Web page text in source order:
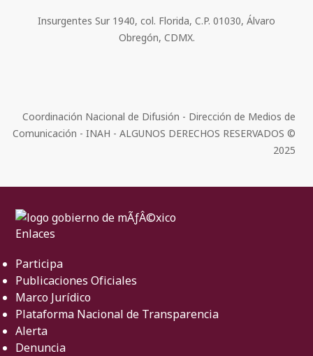
Insurgentes Sur 1940, col. Florida, C.P. 01030, Álvaro
Obregón, CDMX.
Coordinación Nacional de Difusión - Dirección de Medios de
Comunicación - INAH - ALGUNOS DERECHOS RESERVADOS ©
2025
Enlaces
Participa
Publicaciones Oficiales
Marco Jurídico
Plataforma Nacional de Transparencia
Alerta
Denuncia